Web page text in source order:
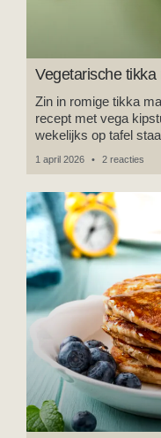
Vegetarische
Zin in romige tikka
recept met vega
wekelijks op tafel
1 april 2026 2 reacties